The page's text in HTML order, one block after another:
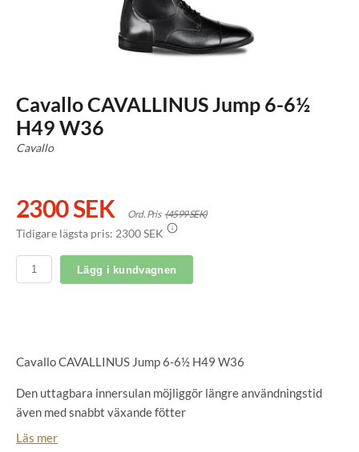
Cavallo CAVALLINUS Jump 6-6½
H49 W36
Cavallo
2300 SEK Ord. Pris (4599 SEK)
Tidigare lägsta pris: 2300 SEK
Lägg i kundvagnen
Cavallo CAVALLINUS Jump 6-6½ H49 W36
Den uttagbara innersulan möjliggör längre användningstid
även med snabbt växande fötter
Slät nappaläder
Läs mer